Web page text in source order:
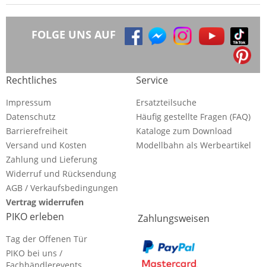
FOLGE UNS AUF
Rechtliches
Impressum
Datenschutz
Barrierefreiheit
Versand und Kosten
Zahlung und Lieferung
Widerruf und Rücksendung
AGB / Verkaufsbedingungen
Vertrag widerrufen
Service
Ersatzteilsuche
Häufig gestellte Fragen (FAQ)
Kataloge zum Download
Modellbahn als Werbeartikel
PIKO erleben
Tag der Offenen Tür
PIKO bei uns /
Zahlungsweisen